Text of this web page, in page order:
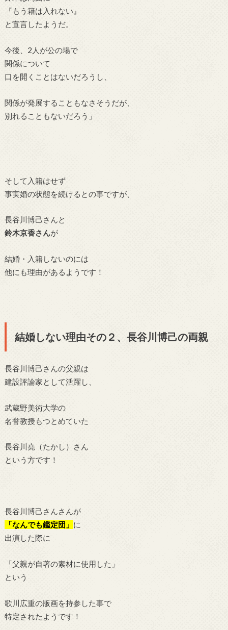
『もう籍は入れない』
と宣言したようだ。
今後、2人が公の場で
関係について
口を開くことはないだろうし、
関係が発展することもなさそうだが、
別れることもないだろう」
そして 入籍はせず
事実婚の状態を続けるとの事ですが、
長谷川博己さんと
鈴木京香さんが
結婚・入籍しないのには
他にも理由があるようです！
結婚しない理由その２、長谷川博己の両親
長谷川博己さんの父親は
建設評論家として活躍し、
武蔵野美術大学の
名誉教授もつとめていた
長谷川堯（たかし）さん
という方です！
長谷川博己さんさんが
「なんでも鑑定団」 に
出演した際に
「父親が自著の素材に使用した」
という
歌川広重の版画を持参した事で
特定されたようです！